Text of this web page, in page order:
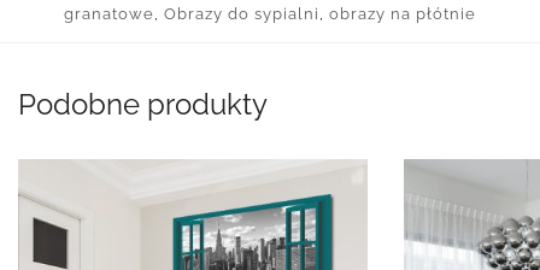
granatowe, Obrazy do sypialni , obrazy na płótnie
Podobne produkty